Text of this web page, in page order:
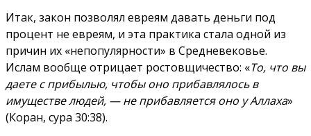
Итак, закон позволял евреям давать деньги под
процент не евреям, и эта практика стала одной из
причин их «непопулярности» в Средневековье.
Ислам вообще отрицает ростовщичество: «То, что вы
даете с прибылью, чтобы оно прибавлялось в
имуществе людей, — не прибавляется оно у Аллаха»
(Коран, сура 30:38).